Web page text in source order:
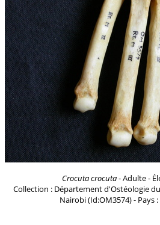
Crocuta crocuta- Adulte -
Collection : Département d'Ostéologie
Nairobi (Id:OM3574) - Pays